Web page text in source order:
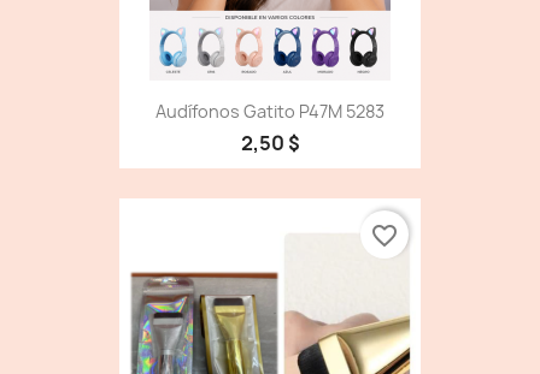
Audífonos Gatito P47M 5283
2,50 $
favorite_border